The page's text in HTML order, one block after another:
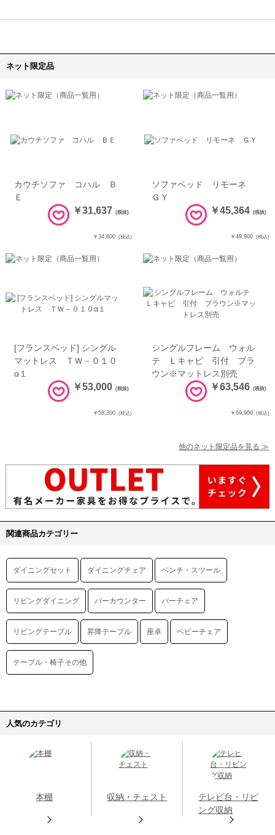
ネット限定品
カウチソファ コハル Ｂ
Ｅ
￥31,637 (税抜)
￥34,800 (税込)
ソファベッド リモーネ
ＧＹ
￥45,364 (税抜)
￥49,900 (税込)
[フランスベッド] シングル
マットレス ＴＷ－０１０
α１
￥53,000 (税抜)
￥58,300 (税込)
シングルフレーム ウォル
テ Ｌキャビ 引付 ブラ
ウン※マットレス別売
￥63,546 (税抜)
￥69,900 (税込)
他のネット限定品を見る ≫
関連商品カテゴリー
ダイニングセット ダイニングチェア ベンチ・スツール
リビングダイニング バーカウンター バーチェア
リビングテーブル 昇降テーブル 座卓 ベビーチェア
テーブル・椅子その他
人気のカテゴリ
本棚 収納・チェスト
テレビ台・リビ
ング収納